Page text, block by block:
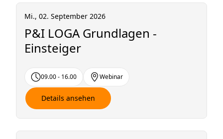
Mi., 02. September 2026
P&I LOGA Grundlagen -
Einsteiger
09.00 - 16.00 Webinar
Details ansehen